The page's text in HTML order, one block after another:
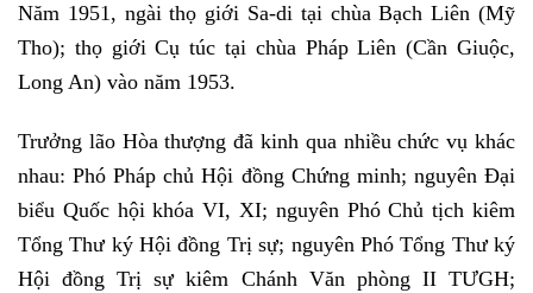
Năm 1951, ngài thọ giới Sa-di tại chùa Bạch Liên (Mỹ
Tho); thọ giới Cụ túc tại chùa Pháp Liên (Cần Giuộc,
Long An) vào năm 1953.
Trưởng lão Hòa thượng đã kinh qua nhiều chức vụ khác
nhau: Phó Pháp chủ Hội đồng Chứng minh; nguyên Đại
biểu Quốc hội khóa VI, XI; nguyên Phó Chủ tịch kiêm
Tổng Thư ký Hội đồng Trị sự; nguyên Phó Tổng Thư ký
Hội đồng Trị sự kiêm Chánh Văn phòng II TƯGH;